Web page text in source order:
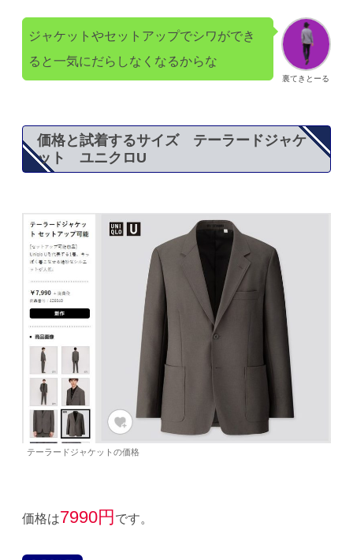
裏てきとーる
ジャケットやセットアップでシワができ
ると一気にだらしなくなるからな
価格と試着するサイズ テーラードジャケ
ット ユニクロU
テーラードジャケットの価格
価格は7990円 です。